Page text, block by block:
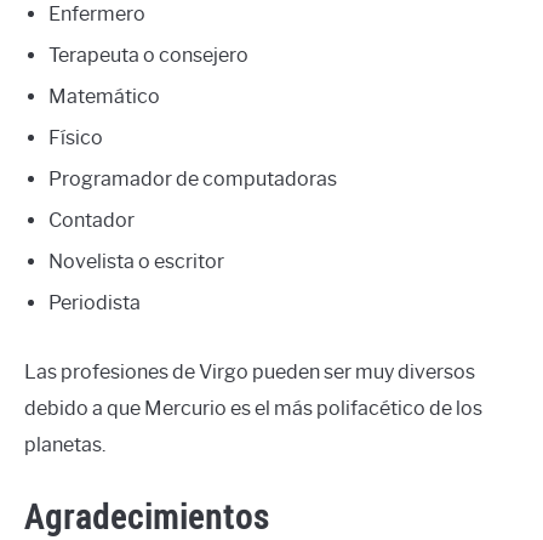
Enfermero
Terapeuta o consejero
Matemático
Físico
Programador de computadoras
Contador
Novelista o escritor
Periodista
Las profesiones de Virgo pueden ser muy diversos
debido a que Mercurio es el más polifacético de los
planetas.
Agradecimientos